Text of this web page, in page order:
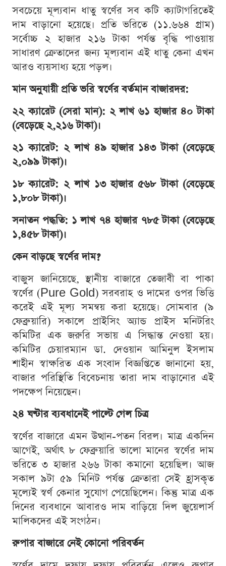
সবচেয়ে মূল্যবান ধাতু স্বর্ণের সব কটি ক্যাটাগরিতেই
দাম বাড়ানো হয়েছে। প্রতি ভরিতে (১১.৬৬৪ গ্রাম)
সর্বোচ্চ ২ হাজার ২১৬ টাকা পর্যন্ত বৃদ্ধি পাওয়ায়
সাধারণ ক্রেতাদের জন্য মূল্যবান এই ধাতু কেনা এখন
আরও ব্যয়সাধ্য হয়ে পড়ল।
মান অনুযায়ী প্রতি ভরি স্বর্ণের বর্তমান বাজারদর:
২২ ক্যারেট (সেরা মান): ২ লাখ ৬১ হাজার ৪০ টাকা
(বেড়েছে ২,২১৬ টাকা)।
২১ ক্যারেট: ২ লাখ ৪৯ হাজার ১৪৩ টাকা (বেড়েছে
২,০৯৯ টাকা)।
১৮ ক্যারেট: ২ লাখ ১৩ হাজার ৫৬৮ টাকা (বেড়েছে
১,৮০৮ টাকা)।
সনাতন পদ্ধতি: ১ লাখ ৭৪ হাজার ৭৮৫ টাকা (বেড়েছে
১,৪৫৮ টাকা)।
কেন বাড়ছে স্বর্ণের দাম?
বাজুস জানিয়েছে, স্থানীয় বাজারে তেজাবী বা পাকা
স্বর্ণের (Pure Gold) সরবরাহ ও দামের ওপর ভিত্তি
করেই এই মূল্য সমন্বয় করা হয়েছে। সোমবার (৯
ফেব্রুয়ারি) সকালে প্রাইসিং অ্যান্ড প্রাইস মনিটরিং
কমিটির এক জরুরি সভায় এ সিদ্ধান্ত নেওয়া হয়।
কমিটির চেয়ারম্যান ডা. দেওয়ান আমিনুল ইসলাম
শাহীন স্বাক্ষরিত এক সংবাদ বিজ্ঞপ্তিতে জানানো হয়,
বাজার পরিস্থিতি বিবেচনায় তারা দাম বাড়ানোর এই
পদক্ষেপ নিয়েছেন।
২৪ ঘণ্টার ব্যবধানেই পাল্টে গেল চিত্র
স্বর্ণের বাজারে এমন উত্থান-পতন বিরল। মাত্র একদিন
আগেই, অর্থাৎ ৮ ফেব্রুয়ারি ভালো মানের স্বর্ণের দাম
ভরিতে ৩ হাজার ২৬৬ টাকা কমানো হয়েছিল। আজ
সকাল ৯টা ৫৯ মিনিট পর্যন্ত ক্রেতারা সেই হ্রাসকৃত
মূল্যেই স্বর্ণ কেনার সুযোগ পেয়েছিলেন। কিন্তু মাত্র এক
দিনের ব্যবধানে আবারও দাম বাড়িয়ে দিল জুয়েলার্স
মালিকদের এই সংগঠন।
রুপার বাজারে নেই কোনো পরিবর্তন